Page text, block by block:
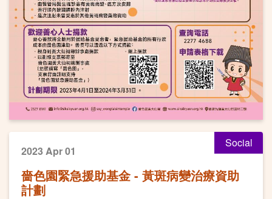
Social
2023 Apr 01
嗇色園緊急援助基金 - 黃斑病變治療資助
計劃